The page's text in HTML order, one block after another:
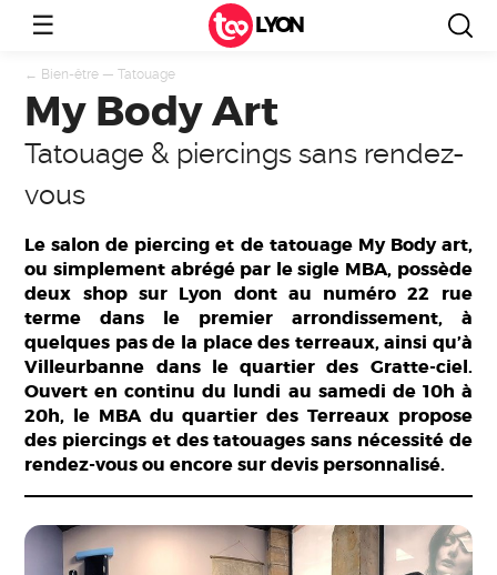
☰ LYON
← Bien-être —Tatouage
My Body Art
Tatouage & piercings sans rendez-
vous
Le salon de piercing et de tatouage My Body art,
ou simplement abrégé par le sigle MBA, possède
deux shop sur Lyon dont au numéro 22 rue
terme dans le premier arrondissement, à
quelques pas de la place des terreaux, ainsi qu’à
Villeurbanne dans le quartier des Gratte-ciel.
Ouvert en continu du lundi au samedi de 10h à
20h, le MBA du quartier des Terreaux propose
des piercings et des tatouages sans nécessité de
rendez-vous ou encore sur devis personnalisé.